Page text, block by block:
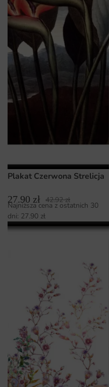
Plakat Czerwona Strelicja
27.90 zł 42.92zł
Najniższa cena z ostatnich 30
dni: 27.90 zł